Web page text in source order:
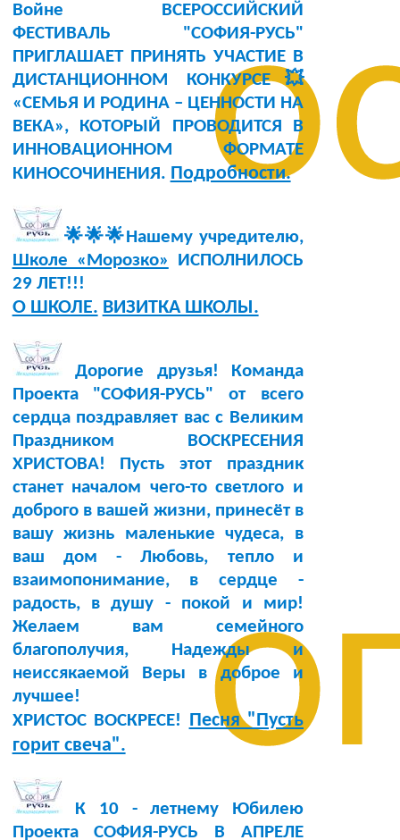
Войне ВСЕРОССИЙСКИЙ
ФЕСТИВАЛЬ "СОФИЯ-РУСЬ"
ПРИГЛАШАЕТ ПРИНЯТЬ УЧАСТИЕ В
ДИСТАНЦИОННОМ КОНКУРСЕ💥
«СЕМЬЯ И РОДИНА – ЦЕННОСТИ НА
ВЕКА», КОТОРЫЙ ПРОВОДИТСЯ В
ИННОВАЦИОННОМ ФОРМАТЕ
КИНОСОЧИНЕНИЯ. Подробности.
🌟🌟🌟Нашему учредителю,
Школе «Морозко» ИСПОЛНИЛОСЬ
29 ЛЕТ!!!
О ШКОЛЕ. ВИЗИТКА ШКОЛЫ.
Дорогие друзья! Команда
Проекта "СОФИЯ-РУСЬ" от всего
сердца поздравляет вас с Великим
Праздником ВОСКРЕСЕНИЯ
ХРИСТОВА! Пусть этот праздник
станет началом чего-то светлого и
доброго в вашей жизни, принесёт в
вашу жизнь маленькие чудеса, в
ваш дом - Любовь, тепло и
взаимопонимание, в сердце -
радость, в душу - покой и мир!
Желаем вам семейного
благополучия, Надежды и
неиссякаемой Веры в доброе и
лучшее!
ХРИСТОС ВОСКРЕСЕ! Песня "Пусть
горит свеча".
К 10 - летнему Юбилею
Проекта СОФИЯ-РУСЬ В АПРЕЛЕ